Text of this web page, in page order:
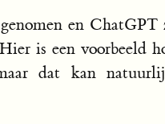
en ChatGPT
is een voorbeeld
dat kan